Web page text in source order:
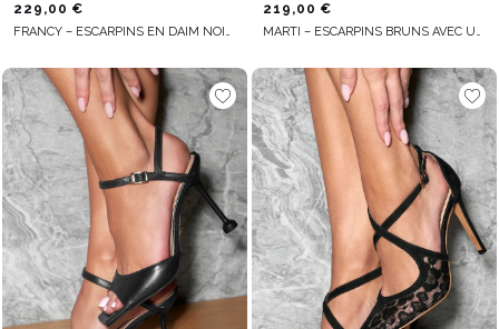
229,00 €
FRANCY – ESCARPINS EN DAIM NOIRS AVEC RÉSILLE TRANSPARENTE
219,00 €
MARTI – ESCARPINS BRUNS AVEC UNE APPLICATION PAILLETÉE